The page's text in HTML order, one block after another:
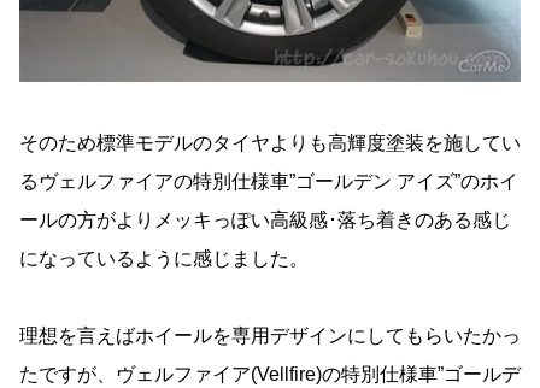
そのため標準モデルのタイヤよりも高輝度塗装を施してい
るヴェルファイアの特別仕様車”ゴールデン アイズ”のホイ
ールの方がよりメッキっぽい高級感･落ち着きのある感じ
になっているように感じました。
理想を言えばホイールを専用デザインにしてもらいたかっ
たですが、ヴェルファイア(Vellfire)の特別仕様車”ゴールデ